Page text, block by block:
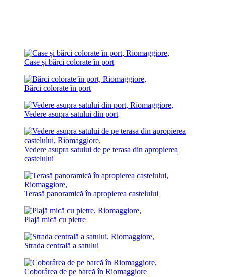
Case și bărci colorate în port
Bărci colorate în port
Vedere asupra satului din port
Vedere asupra satului de pe terasa din apropierea
castelului
Terasă panoramică în apropierea castelului
Plajă mică cu pietre
Strada centrală a satului
Coborârea de pe barcă în Riomaggiore